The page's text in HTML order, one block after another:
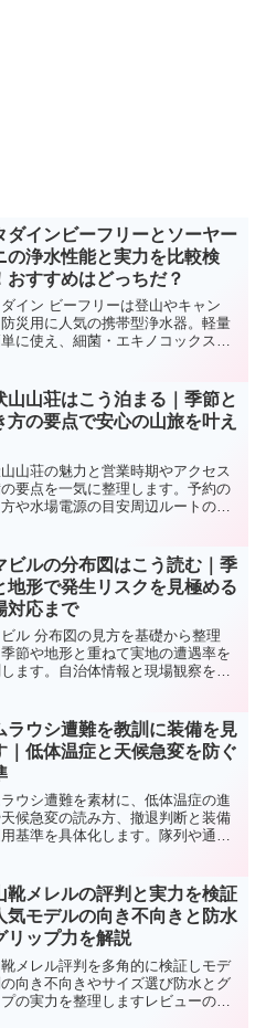
ダインビーフリーとソーヤー
の浄水性能と実力を比較検
おすすめはどっちだ？
イン ビーフリーは登山やキャン
災用に人気の携帯型浄水器。軽量
に使え、細菌・エキノコックスも
山山荘はこう泊まる｜季節と
方の要点で安心の山旅を叶え
山荘の魅力と営業時期やアクセス
要点を一気に整理します。予約の
や水場電源の目安周辺ルートの選
ビルの分布図はこう読む｜季
地形で発生リスクを見極める
対応まで
ル 分布図の見方を基礎から整理
季節や地形と重ねて実地の遭遇率を
ます。自治体情報と現場観察を結
ラウシ遭難を教訓に装備を見
｜低体温症と天候急変を防ぐ
ラウシ遭難を素材に、低体温症の進
候急変の読み方、撤退判断と装備
基準を具体化します。隊列や通
靴メレルの評判と実力を検証
気モデルの向き不向きと防水
リップ力を解説
メレル評判を多角的に検証しモデ
の向き不向きやサイズ選び防水とグ
プの実力を整理しますレビューの読